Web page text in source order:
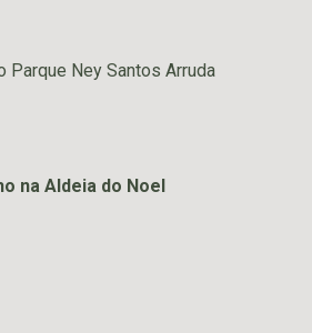
Parque Ney Santos Arruda
na Aldeia do Noel